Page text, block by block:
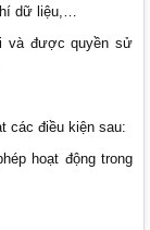
dữ liệu,…
và được quyền sử
các điều kiện sau:
hoạt động trong